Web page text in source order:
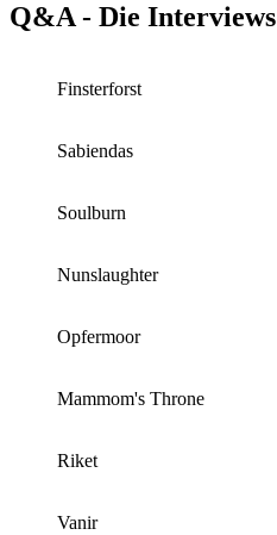
Q&A - Die Interviews
Finsterforst
Sabiendas
Soulburn
Nunslaughter
Opfermoor
Mammom's Throne
Riket
Vanir